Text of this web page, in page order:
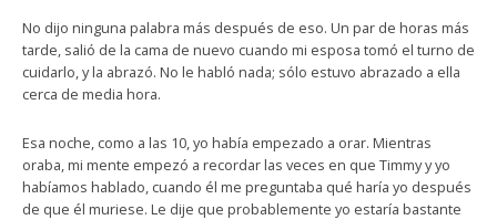
No dijo ninguna palabra más después de eso. Un par de horas más
tarde, salió de la cama de nuevo cuando mi esposa tomó el turno de
cuidarlo, y la abrazó. No le habló nada; sólo estuvo abrazado a ella
cerca de media hora.
Esa noche, como a las 10, yo había empezado a orar. Mientras
oraba, mi mente empezó a recordar las veces en que Timmy y yo
habíamos hablado, cuando él me preguntaba qué haría yo después
de que él muriese. Le dije que probablemente yo estaría bastante